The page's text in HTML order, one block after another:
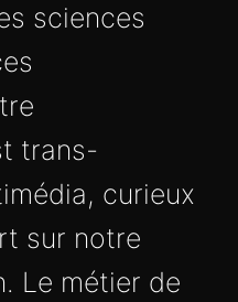
sciences
trans-
curieux
sur notre
Le métier de